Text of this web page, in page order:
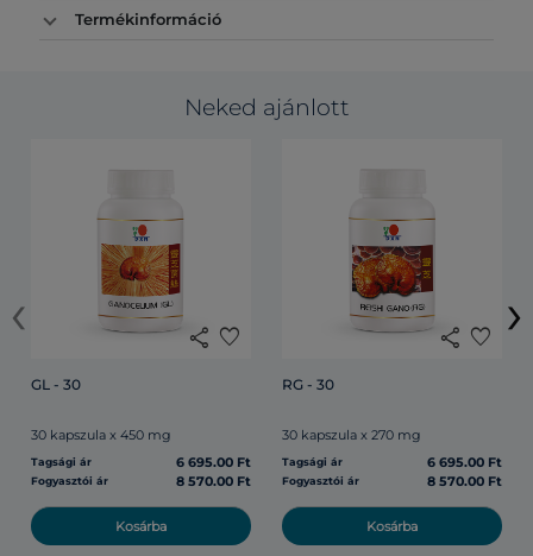
Termékinformáció
Neked ajánlott
share favorite
GL - 30
30 kapszula x 450 mg
Tagsági ár 6 695.00 Ft
Fogyasztói ár 8 570.00 Ft
Kosárba
share favorite
RG - 30
30 kapszula x 270 mg
Tagsági ár 6 695.00 Ft
Fogyasztói ár 8 570.00 Ft
Kosárba
‹ ›